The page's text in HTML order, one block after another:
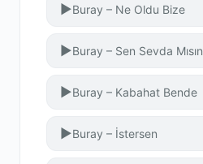
▶Buray – Ne Oldu Bize
▶Buray – Sen Sevda Mısın
▶Buray – Kabahat Bende
▶Buray – İstersen